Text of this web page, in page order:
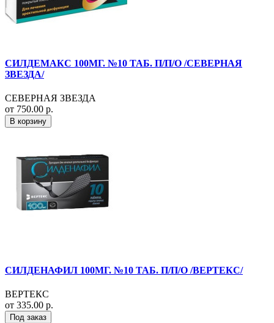
СИЛДЕМАКС 100МГ. №10 ТАБ. П/П/О /СЕВЕРНАЯ
ЗВЕЗДА/
СЕВЕРНАЯ ЗВЕЗДА
от 750.00 р.
В корзину
СИЛДЕНАФИЛ 100МГ. №10 ТАБ. П/П/О /ВЕРТЕКС/
ВЕРТЕКС
от 335.00 р.
Под заказ